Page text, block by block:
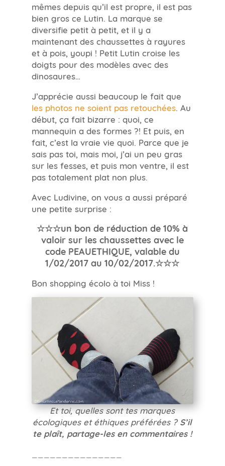
mêmes depuis qu’il est propre, il est pas
bien gros ce Lutin. La marque se
diversifie petit à petit, et il y a
maintenant des chaussettes à rayures
et à pois, youpi ! Petit Lutin croise les
doigts pour des modèles avec des
dinosaures…
J’apprécie aussi beaucoup le fait que
les photos ne soient pas retouchées. Au
début, ça fait bizarre : quoi, ce
mannequin a des formes ?! Et puis, en
fait, c’est la vraie vie quoi. Parce que je
sais pas toi, mais moi, j’ai un peu gras
sur les fesses, et puis mon ventre, il est
pas totalement plat non plus.
Avec Ludivine, on vous a aussi préparé
une petite surprise :
☆☆☆un bon de réduction de 10% à
valoir sur les chaussettes avec le
code PEAUETHIQUE, valable du
1/02/2017 au 10/02/2017.☆☆☆
Bon shopping écolo à toi Miss !
Et toi, quelles sont tes marques
écologiques et éthiques préférées ? S’il
te plaît, partage-les en commentaires !